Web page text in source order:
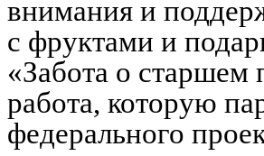
внимания и
с фруктами и
«Забота о старшем
работа, которую
федерального